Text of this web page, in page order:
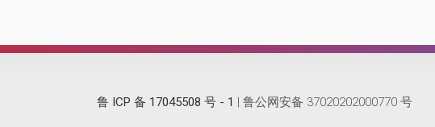
鲁 ICP 备 17045508 号 - 1 | 鲁公网安备 37020202000770 号